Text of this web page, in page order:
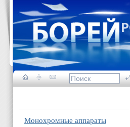
Монохромные аппараты